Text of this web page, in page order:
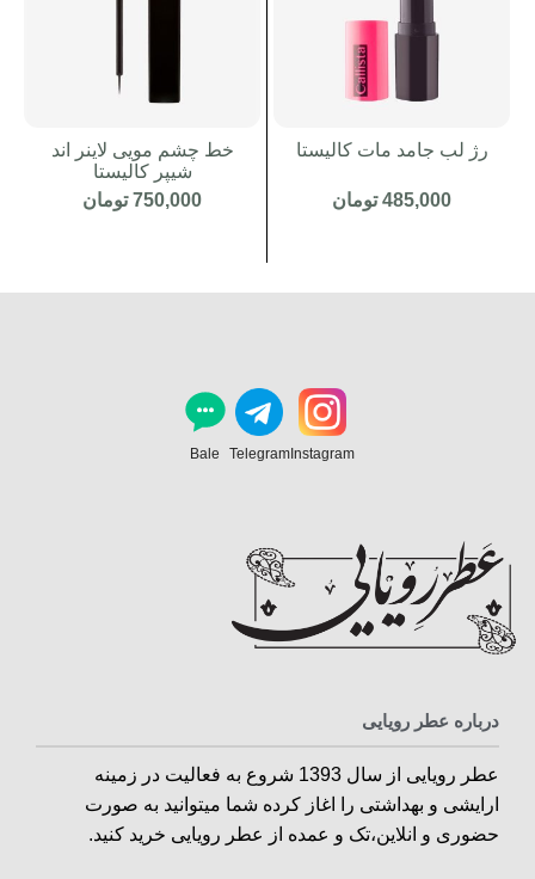
رژ لب جامد مات کالیستا
485,000 تومان
خط چشم مویی لاینر اند
شیپر کالیستا
750,000 تومان
Instagram
Telegram
Bale
درباره عطر رویایی
عطر رویایی از سال 1393 شروع به فعالیت در زمینه
ارایشی و بهداشتی را اغاز کرده شما میتوانید به صورت
حضوری و انلاین،تک و عمده از عطر رویایی خرید کنید.